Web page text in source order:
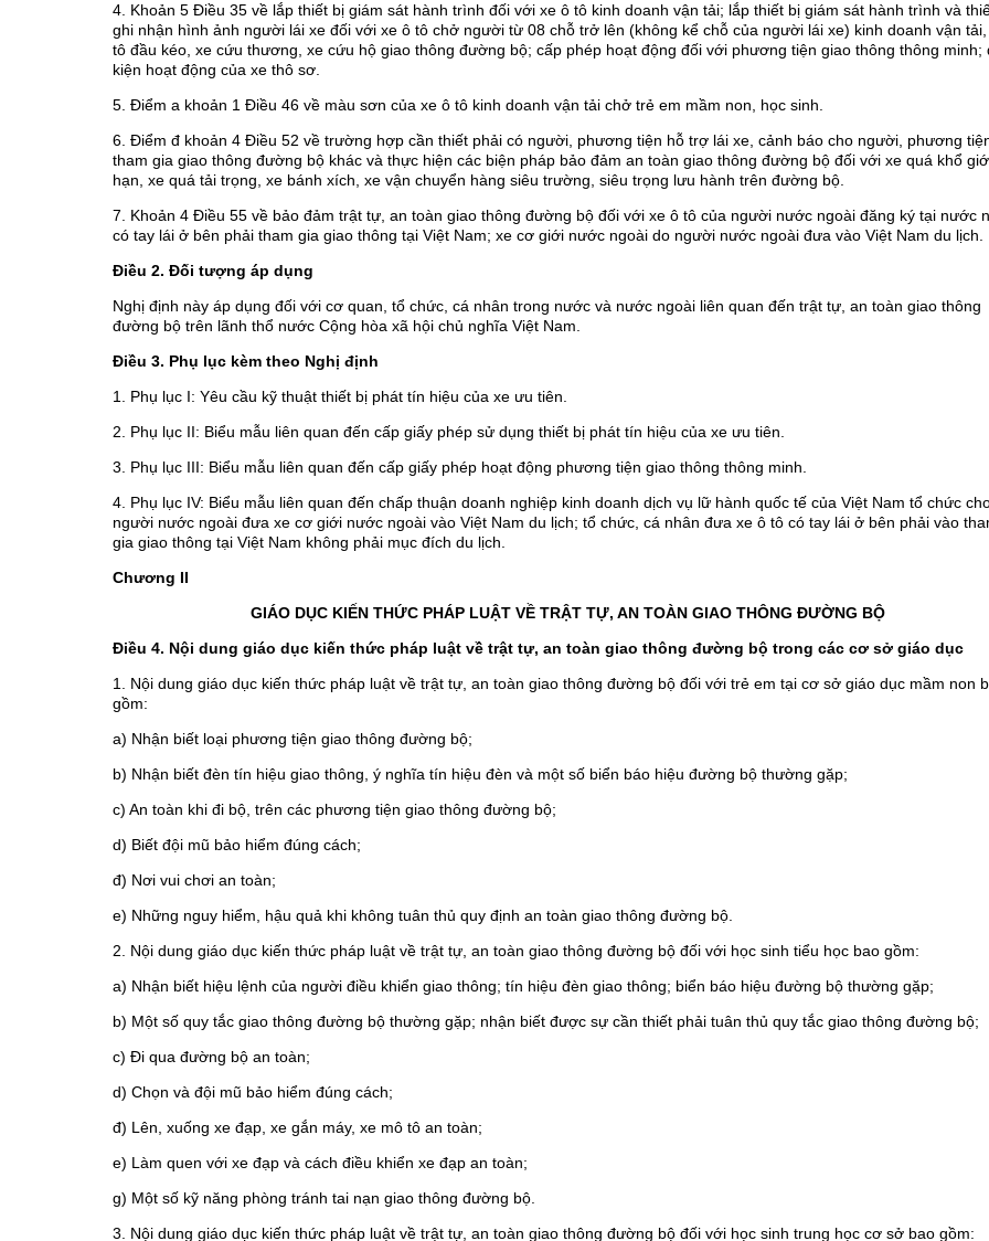
4. Khoản 5 Điều 35 về lắp thiết bị giám sát hành trình đối với xe ô tô kinh doanh vận tải; lắp thiết bị giám sát hành trình và
ghi nhận hình ảnh người lái xe đối với xe ô tô chở người từ 08 chỗ trở lên (không kể chỗ của người lái xe) kinh doanh vận
tô đầu kéo, xe cứu thương, xe cứu hộ giao thông đường bộ; cấp phép hoạt động đối với phương tiện giao thông thông minh;
kiện hoạt động của xe thô sơ.
5. Điểm a khoản 1 Điều 46 về màu sơn của xe ô tô kinh doanh vận tải chở trẻ em mầm non, học sinh.
6. Điểm đ khoản 4 Điều 52 về trường hợp cần thiết phải có người, phương tiện hỗ trợ lái xe, cảnh báo cho người, phương
tham gia giao thông đường bộ khác và thực hiện các biện pháp bảo đảm an toàn giao thông đường bộ đối với xe quá khổ
hạn, xe quá tải trọng, xe bánh xích, xe vận chuyển hàng siêu trường, siêu trọng lưu hành trên đường bộ.
7. Khoản 4 Điều 55 về bảo đảm trật tự, an toàn giao thông đường bộ đối với xe ô tô của người nước ngoài đăng ký tại nước
có tay lái ở bên phải tham gia giao thông tại Việt Nam; xe cơ giới nước ngoài do người nước ngoài đưa vào Việt Nam du lịch.
Điều 2. Đối tượng áp dụng
Nghị định này áp dụng đối với cơ quan, tổ chức, cá nhân trong nước và nước ngoài liên quan đến trật tự, an toàn giao thông
đường bộ trên lãnh thổ nước Cộng hòa xã hội chủ nghĩa Việt Nam.
Điều 3. Phụ lục kèm theo Nghị định
1. Phụ lục I: Yêu cầu kỹ thuật thiết bị phát tín hiệu của xe ưu tiên.
2. Phụ lục II: Biểu mẫu liên quan đến cấp giấy phép sử dụng thiết bị phát tín hiệu của xe ưu tiên.
3. Phụ lục III: Biểu mẫu liên quan đến cấp giấy phép hoạt động phương tiện giao thông thông minh.
4. Phụ lục IV: Biểu mẫu liên quan đến chấp thuận doanh nghiệp kinh doanh dịch vụ lữ hành quốc tế của Việt Nam tổ chức
người nước ngoài đưa xe cơ giới nước ngoài vào Việt Nam du lịch; tổ chức, cá nhân đưa xe ô tô có tay lái ở bên phải vào
gia giao thông tại Việt Nam không phải mục đích du lịch.
Chương II
GIÁO DỤC KIẾN THỨC PHÁP LUẬT VỀ TRẬT TỰ, AN TOÀN GIAO THÔNG ĐƯỜNG BỘ
Điều 4. Nội dung giáo dục kiến thức pháp luật về trật tự, an toàn giao thông đường bộ trong các cơ sở giáo dục
1. Nội dung giáo dục kiến thức pháp luật về trật tự, an toàn giao thông đường bộ đối với trẻ em tại cơ sở giáo dục mầm non
gồm:
a) Nhận biết loại phương tiện giao thông đường bộ;
b) Nhận biết đèn tín hiệu giao thông, ý nghĩa tín hiệu đèn và một số biển báo hiệu đường bộ thường gặp;
c) An toàn khi đi bộ, trên các phương tiện giao thông đường bộ;
d) Biết đội mũ bảo hiểm đúng cách;
đ) Nơi vui chơi an toàn;
e) Những nguy hiểm, hậu quả khi không tuân thủ quy định an toàn giao thông đường bộ.
2. Nội dung giáo dục kiến thức pháp luật về trật tự, an toàn giao thông đường bộ đối với học sinh tiểu học bao gồm:
a) Nhận biết hiệu lệnh của người điều khiển giao thông; tín hiệu đèn giao thông; biển báo hiệu đường bộ thường gặp;
b) Một số quy tắc giao thông đường bộ thường gặp; nhận biết được sự cần thiết phải tuân thủ quy tắc giao thông đường bộ;
c) Đi qua đường bộ an toàn;
d) Chọn và đội mũ bảo hiểm đúng cách;
đ) Lên, xuống xe đạp, xe gắn máy, xe mô tô an toàn;
e) Làm quen với xe đạp và cách điều khiển xe đạp an toàn;
g) Một số kỹ năng phòng tránh tai nạn giao thông đường bộ.
3. Nội dung giáo dục kiến thức pháp luật về trật tự, an toàn giao thông đường bộ đối với học sinh trung học cơ sở bao gồm: